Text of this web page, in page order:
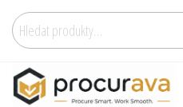
Hledat: